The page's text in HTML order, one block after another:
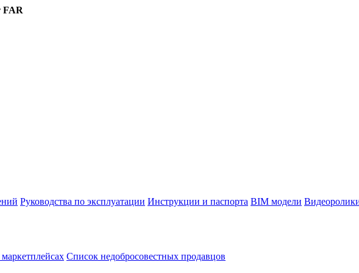
FAR
Руководства по эксплуатации Инструкции и паспорта BIM модели
Cписок недобросовестных продавцов